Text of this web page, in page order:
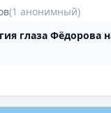
(1 анонимный)
глаза Фёдорова